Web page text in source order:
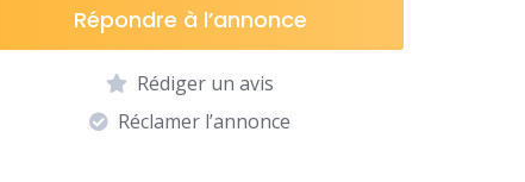
Répondre à l’annonce
Rédiger un avis
Réclamer l’annonce